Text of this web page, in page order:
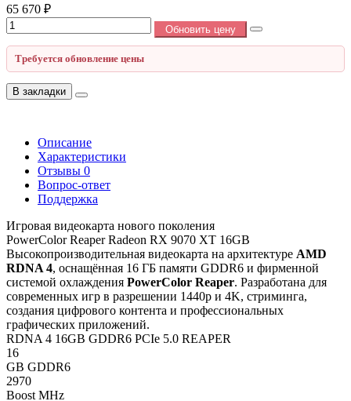
65 670 ₽
Обновить цену
Требуется обновление цены
В закладки
Описание
Характеристики
Отзывы 0
Вопрос-ответ
Поддержка
Игровая видеокарта нового поколения
PowerColor Reaper Radeon RX 9070 XT 16GB
Высокопроизводительная видеокарта на архитектуре AMD
RDNA 4, оснащённая 16 ГБ памяти GDDR6 и фирменной
системой охлаждения PowerColor Reaper. Разработана для
современных игр в разрешении 1440p и 4K, стриминга,
создания цифрового контента и профессиональных
графических приложений.
RDNA 4 16GB GDDR6 PCIe 5.0 REAPER
16
GB GDDR6
2970
Boost MHz